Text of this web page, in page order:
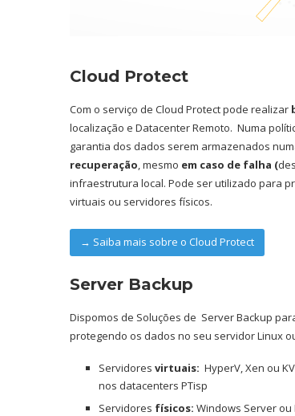
Cloud Protect
Com o serviço de Cloud Protect pode realizar
localização e Datacenter Remoto. Numa
garantia dos dados serem armazenados
recuperação, mesmo em caso de falha (
infraestrutura local. Pode ser utilizado para
virtuais ou servidores físicos.
→ Saiba mais sobre o Cloud Protect
Server Backup
Dispomos de Soluções de Server Backup
protegendo os dados no seu servidor Linux
Servidores virtuais: HyperV, Xen ou
nos datacenters PTisp
Servidores físicos: Windows Server